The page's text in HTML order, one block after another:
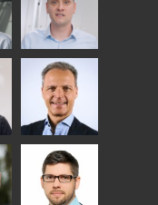
GLASTON
Matthias
Fenske
Peter
Nischwitz
GLASTON